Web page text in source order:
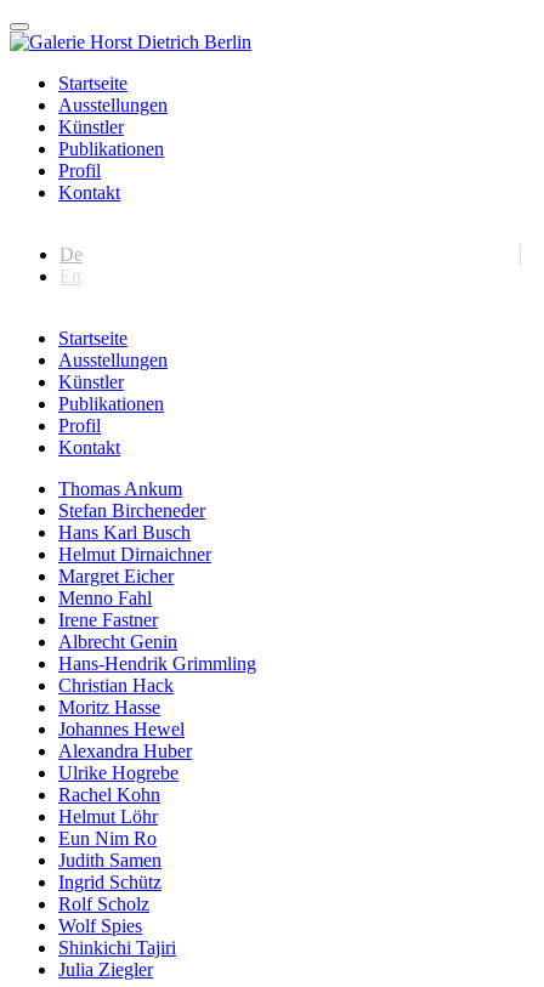
Startseite
Ausstellungen
Künstler
Publikationen
Profil
Kontakt
De
En
Startseite
Ausstellungen
Künstler
Publikationen
Profil
Kontakt
Thomas Ankum
Stefan Bircheneder
Hans Karl Busch
Helmut Dirnaichner
Margret Eicher
Menno Fahl
Irene Fastner
Albrecht Genin
Hans-Hendrik Grimmling
Christian Hack
Moritz Hasse
Johannes Hewel
Alexandra Huber
Ulrike Hogrebe
Rachel Kohn
Helmut Löhr
Eun Nim Ro
Judith Samen
Ingrid Schütz
Rolf Scholz
Wolf Spies
Shinkichi Tajiri
Julia Ziegler